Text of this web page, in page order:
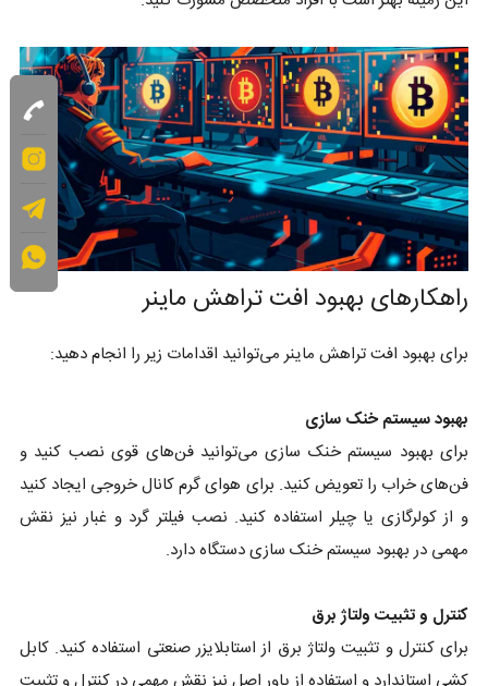
راهکارهای بهبود افت تراهش ماینر
برای بهبود افت تراهش ماینر می‌توانید اقدامات زیر را انجام دهید:
بهبود سیستم خنک سازی
برای بهبود سیستم خنک سازی می‌توانید فن‌های قوی نصب کنید و
فن‌های خراب را تعویض کنید. برای هوای گرم کانال خروجی ایجاد کنید
و از کولرگازی یا چیلر استفاده کنید. نصب فیلتر گرد و غبار نیز نقش
مهمی در بهبود سیستم خنک سازی دستگاه دارد.
کنترل و تثبیت ولتاژ برق
برای کنترل و تثبیت ولتاژ برق از استابلایزر صنعتی استفاده کنید. کابل